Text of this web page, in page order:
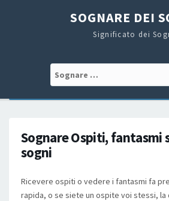
SOGNARE DEI
Significato dei
Search for:
Sognare Ospiti, fantasmi
sogni
Ricevere ospiti o vedere i fantasmi fa
rapida, o se siete un ospite voi stessi, la